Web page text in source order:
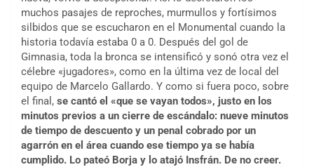
muchos pasajes de reproches, murmullos y fortísimos
silbidos que se escucharon en el Monumental cuando la
historia todavía estaba 0 a 0. Después del gol de
Gimnasia, toda la bronca se intensificó y sonó otra vez el
célebre «jugadores», como en la última vez de local del
equipo de Marcelo Gallardo. Y como si fuera poco, sobre
el final, se cantó el «que se vayan todos», justo en los
minutos previos a un cierre de escándalo: nueve minutos
de tiempo de descuento y un penal cobrado por un
agarrón en el área cuando ese tiempo ya se había
cumplido. Lo pateó Borja y lo atajó Insfrán. De no creer.